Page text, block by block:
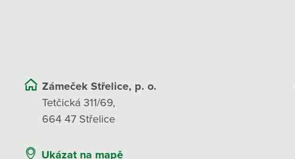
Zámeček Střelice, p. o.
Tetčická 311/69,
664 47 Střelice
Ukázat na mapě